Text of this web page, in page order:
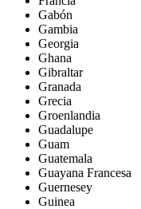
Gabón
Gambia
Georgia
Ghana
Gibraltar
Granada
Grecia
Groenlandia
Guadalupe
Guam
Guatemala
Guayana Francesa
Guernesey
Guinea